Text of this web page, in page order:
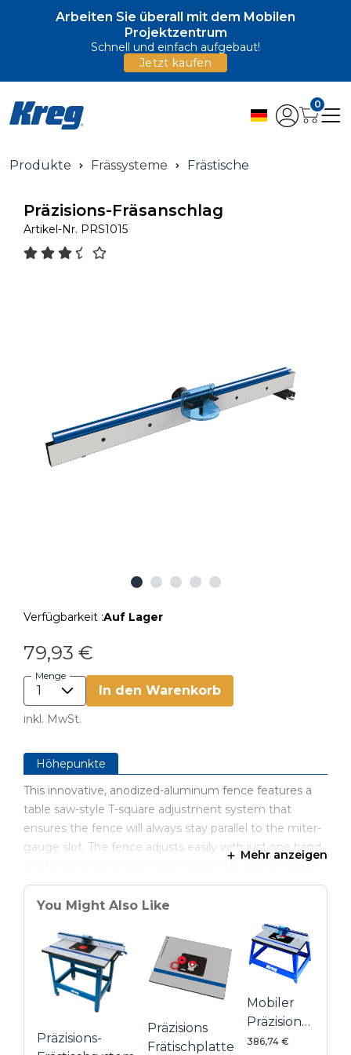
Arbeiten Sie überall mit dem Mobilen
Projektzentrum
Schnell und einfach aufgebaut!
Jetzt kaufen
0
Produkte Frässysteme Frästische
Präzisions-Fräsanschlag
Artikel-Nr. PRS1015
Verfügbarkeit :Auf Lager
79,93 €
Menge
In den Warenkorb
inkl. MwSt.
Höhepunkte
This innovative, anodized-aluminum fence features a
table saw-style T-square adjustment system that
ensures the fence will always stay parallel to the miter-
gauge slot. The fence adjusts easily with just one hand,
and locks firmly in place with dual locks: A large paddle
lock on the infeed end, an
Robuster Aluminiumanschlag für Präzision und
Stabilität
Innovative, selbst ausrichtende L-Konstruktion
Micro-Feineinstellung der Verstellschiene durch
innovative Einstellscheibe
Sehr weit "nach hinten" verstellbar (zum Nuten), da
die Befestigungsplatte mittig eingebaut ist
Mehr anzeigen
You Might Also Like
Präzisions-
Präzisions
Frätischplatte
Mobiler
Präzisions-
Frästisch
386,74 €